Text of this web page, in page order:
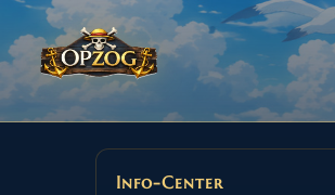
Info-Center